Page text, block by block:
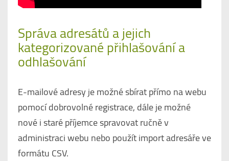
Správa adresátů a jejich
kategorizované přihlašování a
odhlašování
E-mailové adresy je možné sbírat přímo na webu
pomocí dobrovolné registrace, dále je možné
nové i staré příjemce spravovat ručně v
administraci webu nebo použít import adresáře ve
formátu CSV.